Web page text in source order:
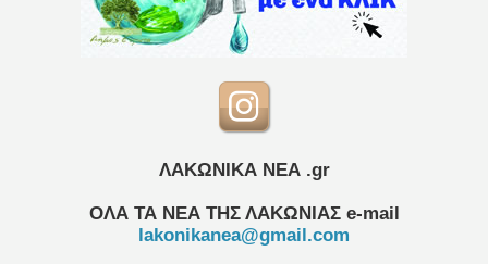
ΛΑΚΩΝΙΚΑ ΝΕΑ .gr
ΟΛΑ ΤΑ ΝΕΑ ΤΗΣ ΛΑΚΩΝΙΑΣ e-mail
lakonikanea@gmail.com